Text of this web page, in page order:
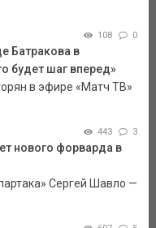
108 0
Батракова в
будет шаг вперед»
в эфире «Матч ТВ»
443 3
нового форварда в
Сергей Шавло —